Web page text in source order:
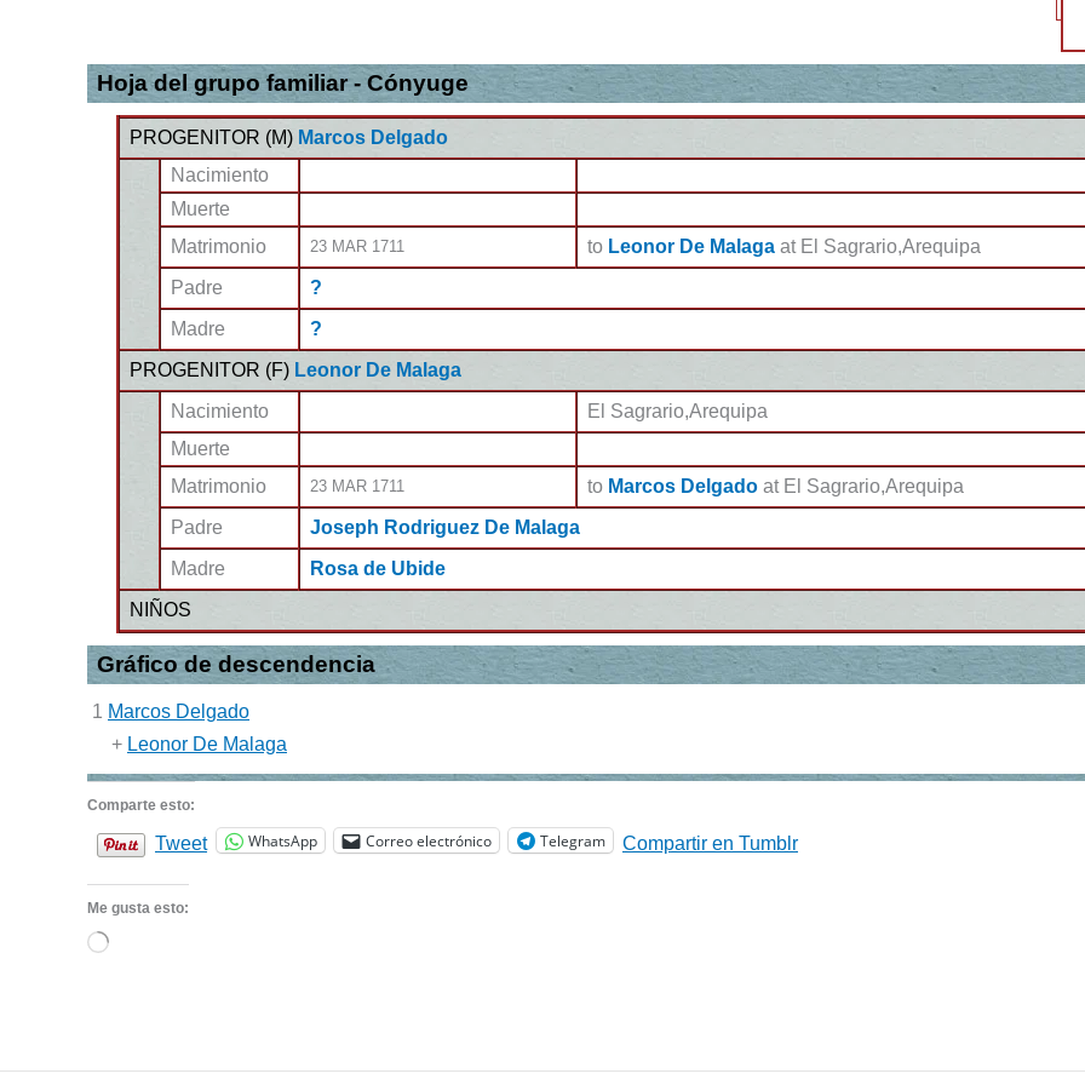
Hoja del grupo familiar - Cónyuge
PROGENITOR (M) Marcos Delgado
Nacimiento
Muerte
Matrimonio
23 MAR 1711 to Leonor De Malaga at El Sagrario,Arequipa
Padre
?
Madre
?
PROGENITOR (F) Leonor De Malaga
Nacimiento
El Sagrario,Arequipa
Muerte
Matrimonio
23 MAR 1711 to Marcos Delgado at El Sagrario,Arequipa
Padre
Joseph Rodriguez De Malaga
Madre
Rosa de Ubide
NIÑOS
Gráfico de descendencia
1 Marcos Delgado
+ Leonor De Malaga
Comparte esto:
Tweet WhatsApp Correo electrónico Telegram Compartir en Tumblr
Me gusta esto:
Cargando...